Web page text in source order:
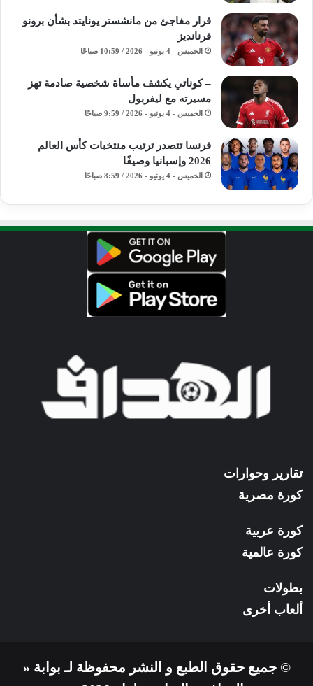
قرار مفاجئ من مانشستر يونايتد بشأن برونو
فرنانديز
الخميس - 4 يونيو - 2026 / 10:59 صباحًا
– كوناتي يكشف مأساة شخصية صادمة تهز
مسيرته مع ليفربول
الخميس - 4 يونيو - 2026 / 9:59 صباحًا
فرنسا تتصدر ترتيب منتخبات كأس العالم
2026 وإسبانيا وصيفًا
الخميس - 4 يونيو - 2026 / 8:59 صباحًا
تقارير وحوارات
كورة مصرية
كورة عربية
كورة عالمية
بطولات
ألعاب أخرى
© جميع حقوق الطبع و النشر محفوظة لـ بوابة «